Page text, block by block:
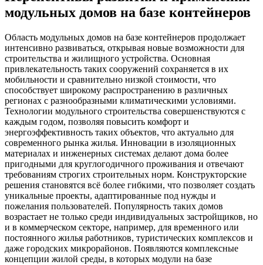
модульных домов на базе контейнеров
Область модульных домов на базе контейнеров продолжает
интенсивно развиваться, открывая новые возможности для
строительства и жилищного устройства. Основная
привлекательность таких сооружений сохраняется в их
мобильности и сравнительно низкой стоимости, что
способствует широкому распространению в различных
регионах с разнообразными климатическими условиями.
Технологии модульного строительства совершенствуются с
каждым годом, позволяя повысить комфорт и
энергоэффективность таких объектов, что актуально для
современного рынка жилья. Инновации в изоляционных
материалах и инженерных системах делают дома более
пригодными для круглогодичного проживания и отвечают
требованиям строгих строительных норм. Конструкторские
решения становятся всё более гибкими, что позволяет создать
уникальные проекты, адаптированные под нужды и
пожелания пользователей. Популярность таких домов
возрастает не только среди индивидуальных застройщиков, но
и в коммерческом секторе, например, для временного или
постоянного жилья работников, туристических комплексов и
даже городских микрорайонов. Появляются комплексные
концепции жилой среды, в которых модули на базе